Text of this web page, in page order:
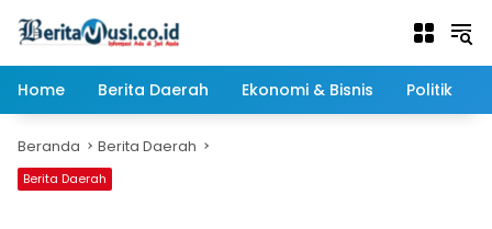
Home
Berita Daerah Ekonomi & Bisnis Politik
Beranda Berita Daerah
Berita Daerah